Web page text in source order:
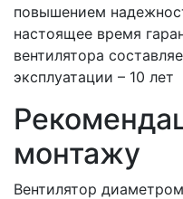
повышением
настоящее время
вентилятора
эксплуатации – 10 лет
монтажу
Вентилятор